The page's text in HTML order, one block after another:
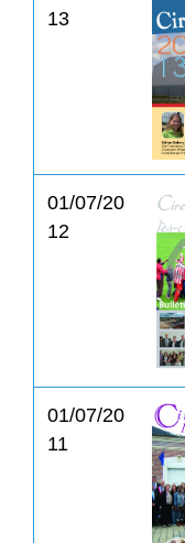
13
01/07/20
12
01/07/20
11